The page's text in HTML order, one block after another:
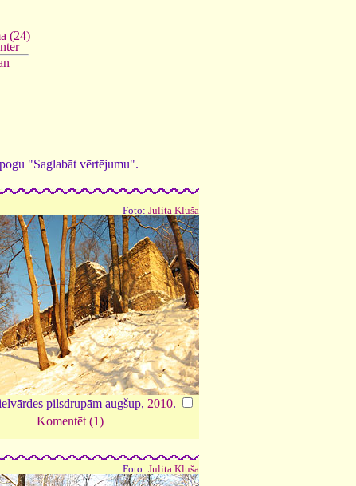
(24)
"Saglabāt vērtējumu".
Foto: Julita Kluša
pilsdrupām augšup, 2010.
Komentēt (1)
Foto: Julita Kluša